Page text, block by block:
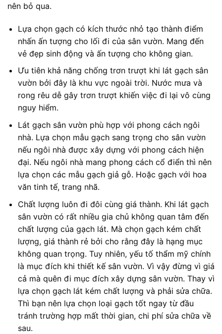
nên bỏ qua.
Lựa chọn gạch có kích thước nhỏ tạo thành điểm
nhấn ấn tượng cho lối đi của sân vườn. Mang đến
vẻ đẹp sinh động và ấn tượng cho không gian.
Ưu tiên khả năng chống trơn trượt khi lát gạch sân
vườn bởi đây là khu vực ngoài trời. Nước mưa và
rong rêu dễ gây trơn trượt khiến việc đi lại vô cùng
nguy hiểm.
Lát gạch sân vườn phù hợp với phong cách ngôi
nhà. Lựa chọn mẫu gạch sang trọng cho sân vườn
nếu ngôi nhà được xây dựng với phong cách hiện
đại. Nếu ngôi nhà mang phong cách cổ điển thì nên
lựa chọn các mẫu gạch giả gỗ. Hoặc gạch với hoa
văn tinh tế, trang nhã.
Chất lượng luôn đi đôi cùng giá thành. Khi lát gạch
sân vườn có rất nhiều gia chủ không quan tâm đến
chất lượng của gạch lát. Mà chọn gạch kém chất
lượng, giá thành rẻ bởi cho rằng đây là hạng mục
không quan trọng. Tuy nhiên, yếu tố thẩm mỹ chính
là mục đích khi thiết kế sân vườn. Vì vậy đừng vì giá
cả mà quên đi mục đích xây dựng sân vườn. Thay vì
lựa chọn gạch lát kém chất lượng và phải sửa chữa.
Thì bạn nên lựa chọn loại gạch tốt ngay từ đầu
tránh trường hợp mất thời gian, chi phí sửa chữa về
sau.